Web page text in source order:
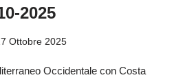
2025
Ottobre 2025
Occidentale con Costa